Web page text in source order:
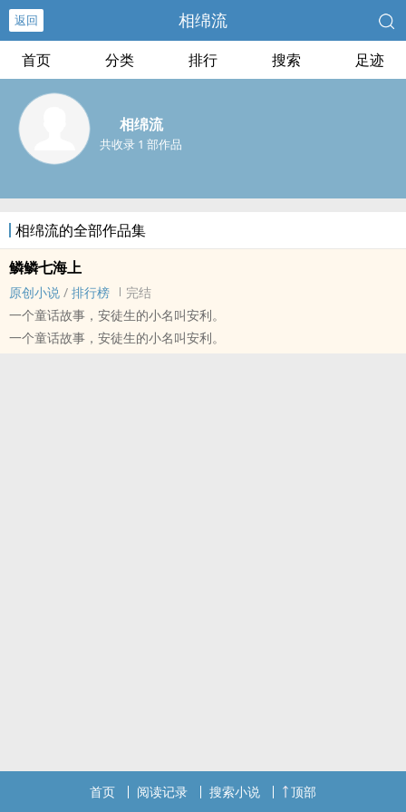
返回 相绵流
首页 分类 排行 搜索 足迹
相绵流
共收录 1 部作品
相绵流的全部作品集
鳞鳞七海上
原创小说 / 排行榜
完结
一个童话故事，安徒生的小名叫安利。
一个童话故事，安徒生的小名叫安利。
首页 阅读记录 搜索小说 顶部